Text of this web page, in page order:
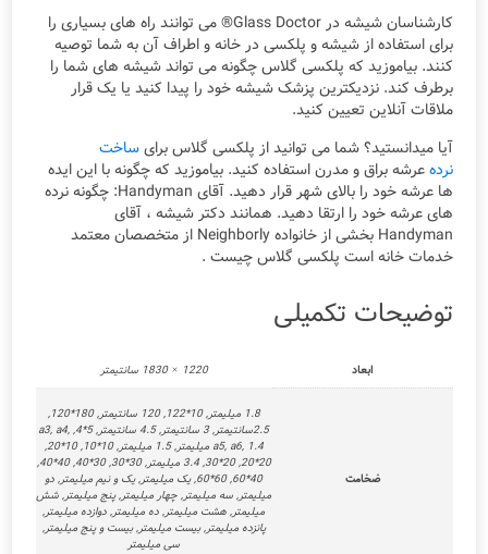
کارشناسان شیشه در Glass Doctor® می توانند راه های بسیاری را
برای استفاده از شیشه و پلکسی در خانه و اطراف آن به شما توصیه
کنند. بیاموزید که پلکسی گلاس چگونه می تواند شیشه های شما را
برطرف کند. نزدیکترین پزشک شیشه خود را پیدا کنید یا یک قرار
ملاقات آنلاین تعیین کنید.
آیا میدانستید؟ شما می توانید از پلکسی گلاس برایساخت
نردهعرشه براق و مدرن استفاده کنید. بیاموزید که چگونه با این ایده
ها عرشه خود را بالای شهر قرار دهید. آقای Handyman: چگونه نرده
های عرشه خود را ارتقا دهید. همانند دکتر شیشه ، آقای
Handyman بخشی از خانواده Neighborly از متخصصان معتمد
خدمات خانه است پلکسی گلاس چیست .
توضیحات تکمیلی
ابعاد 1220 × 1830 سانتیمتر
ضخامت
1.8 میلیمتر, 10*122, 120 سانتیمتر, 180*120,
2.5سانتیمتر, 3 سانتیمتر, 4.5 سانتیمتر, 5*4, a3, a4,
a5, a6, 1.4 میلیمتر, 1.5 میلیمتر, 10*10, 10*20,
20*20, 20*30, 3.4 میلیمتر, 30*30, 30*40, 40*40,
40*60, 60*60, یک میلیمتر, یک و نیم میلیمتر, دو
میلیمتر, سه میلیمتر, چهار میلیمتر, پنج میلیمتر, شش
میلیمتر, هشت میلیمتر, ده میلیمتر, دوازده میلیمتر,
پانزده میلیمتر, بیست میلیمتر, بیست و پنج میلیمتر,
سی میلیمتر